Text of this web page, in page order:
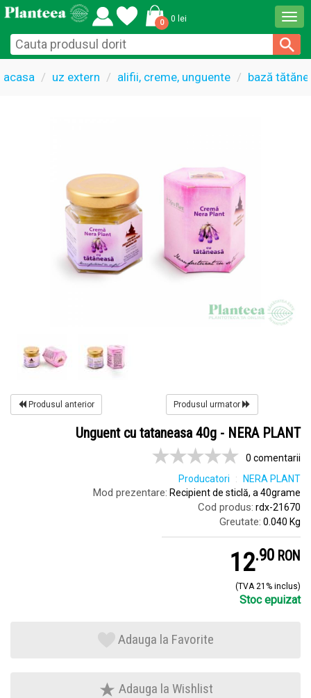
0 0 lei
acasa uz extern alifii, creme, unguente bază
Produsul anterior Produsul urmator
Unguent cu tataneasa 40g - NERA PLANT
0 comentarii
Producatori
NERA PLANT
Mod prezentare: Recipient de sticlă, a 40grame
Cod produs: rdx-21670
Greutate: 0.040 Kg
12.9 RON
(TVA 21% inclus)
Stoc epuizat
Adauga la Favorite
Adauga la Wishlist